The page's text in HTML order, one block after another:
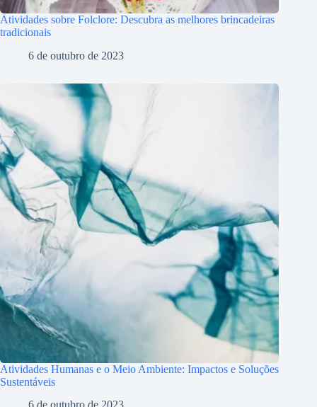
Atividades sobre Folclore: Descubra as melhores brincadeiras
tradicionais
6 de outubro de 2023
Atividades Humanas e o Meio Ambiente: Impactos e Soluções
Sustentáveis